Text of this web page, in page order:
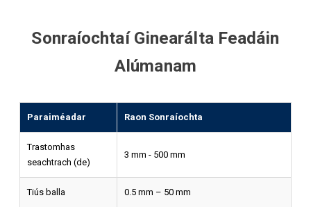
Sonraíochtaí Ginearálta Feadáin
Alúmanam
Paraiméadar Raon Sonraíochta
Trastomhas
seachtrach (de)
3 mm - 500 mm
Tiús balla 0.5 mm – 50 mm